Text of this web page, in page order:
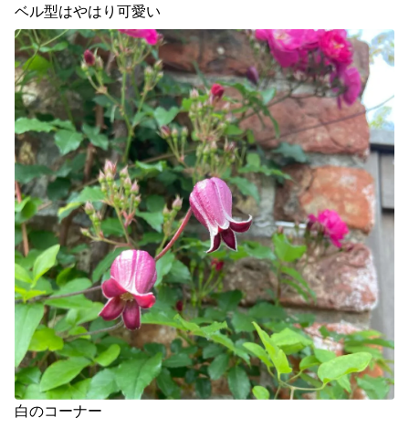
ベル型はやはり可愛い
白のコーナー